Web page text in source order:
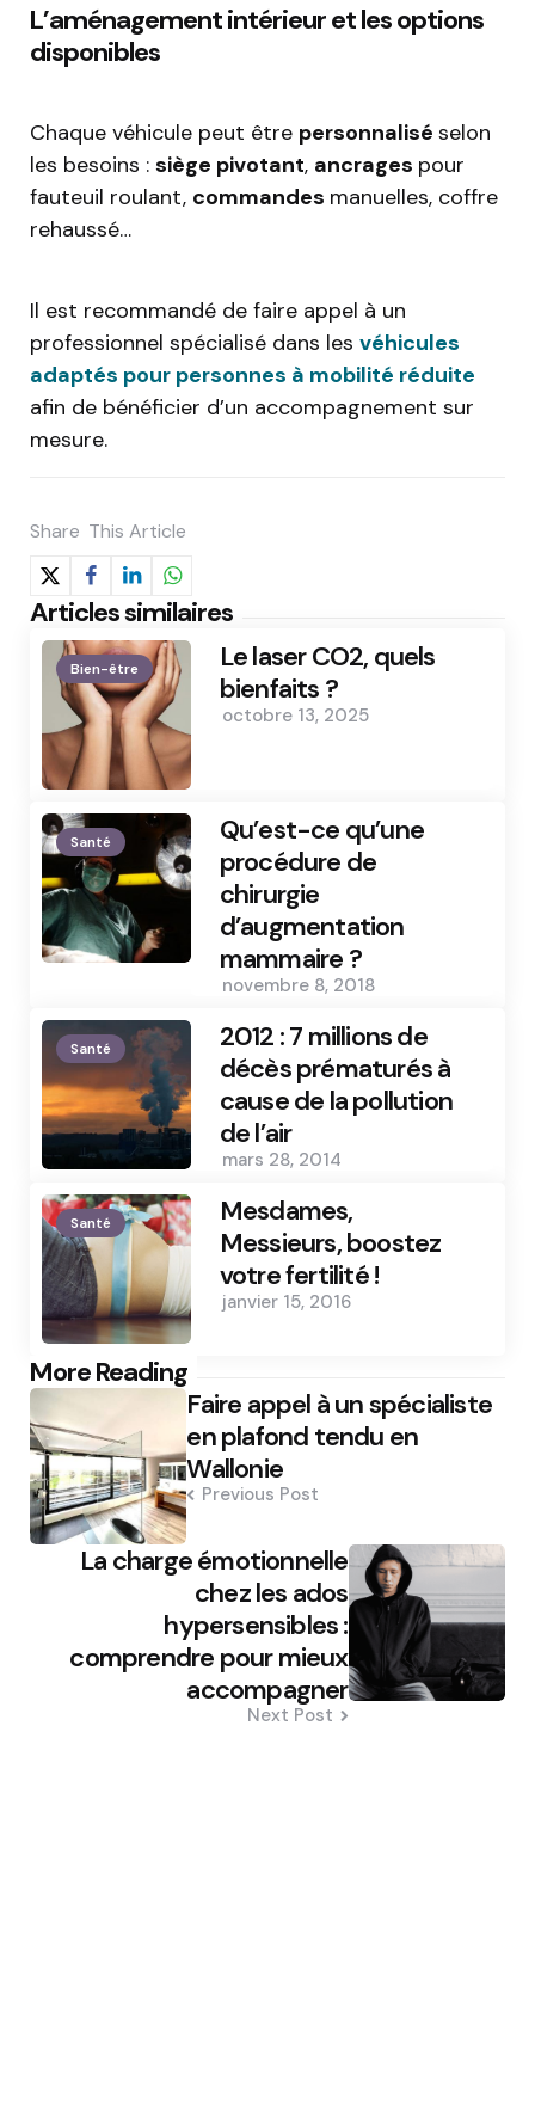
L’aménagement intérieur et les options
disponibles
Chaque véhicule peut être personnalisé selon
les besoins : siège pivotant, ancrages pour
fauteuil roulant, commandes manuelles, coffre
rehaussé…
Il est recommandé de faire appel à un
professionnel spécialisé dans les véhicules
adaptés pour personnes à mobilité réduite
afin de bénéficier d’un accompagnement sur
mesure.
Share This Article
Articles similaires
Bien-être
Le laser CO2, quels
bienfaits ?
octobre 13, 2025
Santé
Qu’est-ce qu’une
procédure de
chirurgie
d’augmentation
mammaire ?
novembre 8, 2018
Santé
2012 : 7 millions de
décès prématurés à
cause de la pollution
de l’air
mars 28, 2014
Santé
Mesdames,
Messieurs, boostez
votre fertilité !
janvier 15, 2016
More Reading
Post
navigation
Faire appel à un spécialiste
en plafond tendu en
Wallonie
Previous Post
La charge émotionnelle
chez les ados
hypersensibles :
comprendre pour mieux
accompagner
Next Post